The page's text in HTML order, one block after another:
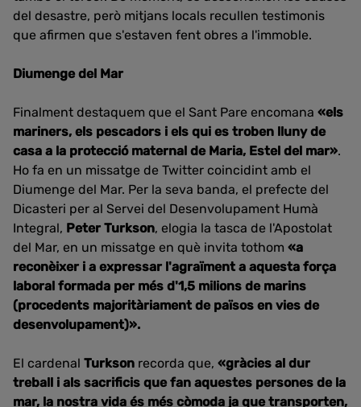
del desastre, però mitjans locals recullen testimonis
que afirmen que s'estaven fent obres a l'immoble.
Diumenge del Mar
Finalment destaquem que el Sant Pare encomana «els
mariners, els pescadors i els qui es troben lluny de
casa a la protecció maternal de Maria, Estel del mar».
Ho fa en un missatge de Twitter coincidint amb el
Diumenge del Mar. Per la seva banda, el prefecte del
Dicasteri per al Servei del Desenvolupament Humà
Integral, Peter Turkson, elogia la tasca de l'Apostolat
del Mar, en un missatge en què invita tothom «a
reconèixer i a expressar l'agraïment a aquesta força
laboral formada per més d'1,5 milions de marins
(procedents majoritàriament de països en vies de
desenvolupament)».
El cardenal Turkson recorda que, «gràcies al dur
treball i als sacrificis que fan aquestes persones de la
mar, la nostra vida és més còmoda ja que transporten,